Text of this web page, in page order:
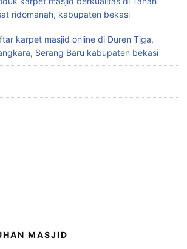
ridomanah, kabupaten bekasi
karpet masjid online di Duren Tiga,
Serang Baru kabupaten bekasi
MASJID